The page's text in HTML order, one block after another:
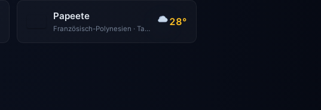
Papeete
Französisch-Polynesien · Tahiti
28°